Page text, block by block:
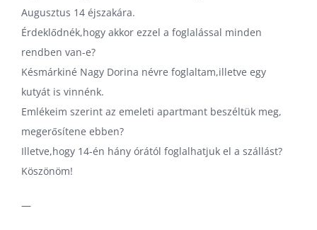
Augusztus 14 éjszakára.
Érdeklődnék,hogy akkor ezzel a foglalással minden
rendben van-e?
Késmárkiné Nagy Dorina névre foglaltam,illetve egy
kutyát is vinnénk.
Emlékeim szerint az emeleti apartmant beszéltük meg,
megerősítene ebben?
Illetve,hogy 14-én hány órától foglalhatjuk el a szállást?
Köszönöm!
—